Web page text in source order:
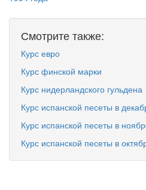
Смотрите также:
Курс евро
Курс финской марки
Курс нидерландского гульдена
Курс испанской песеты в
Курс испанской песеты в
Курс испанской песеты в